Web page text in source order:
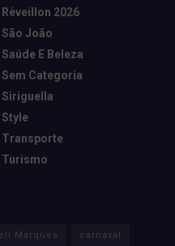
Réveillon 2026
São João
Saúde E Beleza
Sem Categoria
Siriguella
Style
Transporte
Turismo
Marques carnaval